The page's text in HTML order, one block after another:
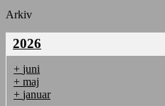
Arkiv
2026
+ juni
+ maj
+ januar